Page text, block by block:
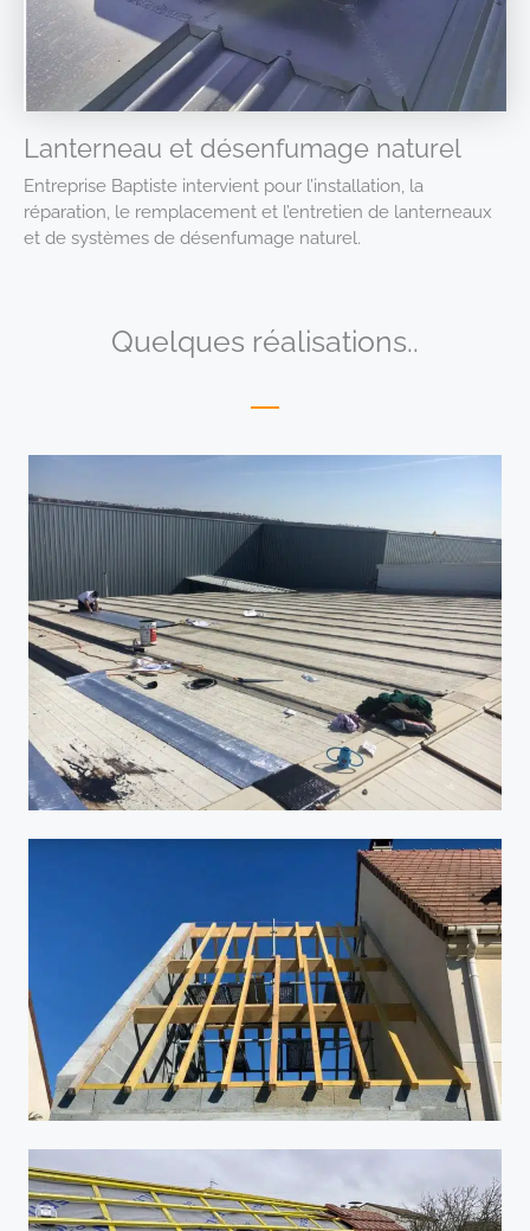
Lanterneau et désenfumage naturel
Entreprise Baptiste intervient pour l’installation, la
réparation, le remplacement et l’entretien de lanterneaux
et de systèmes de désenfumage naturel.
Quelques réalisations..